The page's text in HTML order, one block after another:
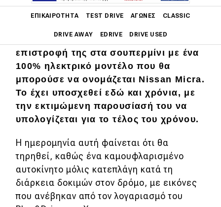
ΕΠΙΚΑΙΡΌΤΗΤΑ TEST DRIVE ΑΓΏΝΕΣ CLASSIC
DRIVE AWAY EDRIVE DRIVE USED
Main navigation
Επικαιρότητα
Νέα μοντέλα
Πρωτότυπα
Κόσμος
Τεχνολογία
Ασφάλεια
Αγορά
Η Nissan ετοιμάζεται για την
επιστροφή της στα σουπερμίνι με ένα
100% ηλεκτρικό μοντέλο που θα
μπορούσε να ονομάζεται Nissan Micra.
Το έχει υποσχεθεί εδώ και χρόνια, με
την εκτιμώμενη παρουσίασή του να
υπολογίζεται για το τέλος του χρόνου.
Η ημερομηνία αυτή φαίνεται ότι θα
τηρηθεί, καθώς ένα καμουφλαρισμένο
αυτοκίνητο μόλις κατεπλάγη κατά τη
διάρκεια δοκιμών στον δρόμο, με εικόνες
που ανέβηκαν από τον λογαριασμό του